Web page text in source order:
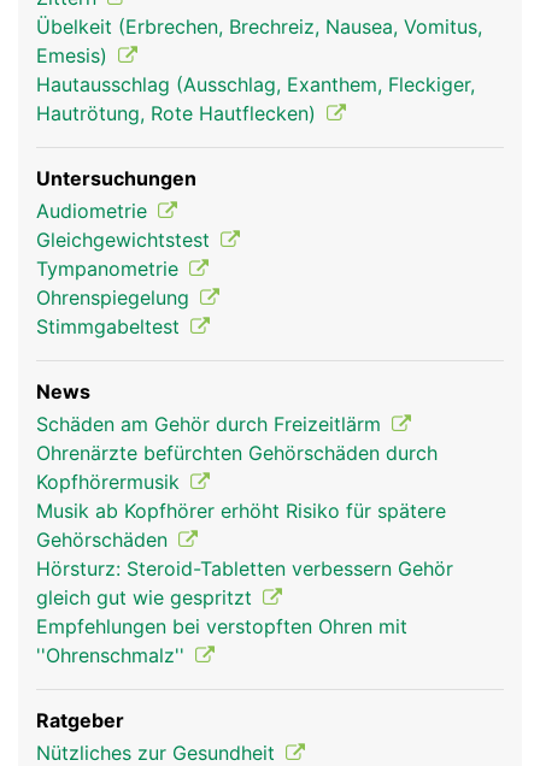
Wahrnehmung des Gleichgewichts. Von hier leiten
Nerven die Signale durch den inneren Gehörgang
zum Hirn.
Ohren Frau Ohren Mann
Übelkeit (Erbrechen, Brechreiz, Nausea, Vomitus,
Emesis)
Hautausschlag (Ausschlag, Exanthem, Fleckiger,
Hautrötung, Rote Hautflecken)
Untersuchungen
Audiometrie
Gleichgewichtstest
Tympanometrie
Ohrenspiegelung
Stimmgabeltest
News
Schäden am Gehör durch Freizeitlärm
Ohrenärzte befürchten Gehörschäden durch
Kopfhörermusik
Musik ab Kopfhörer erhöht Risiko für spätere
Gehörschäden
Hörsturz: Steroid-Tabletten verbessern Gehör
gleich gut wie gespritzt
Empfehlungen bei verstopften Ohren mit
''Ohrenschmalz''
Ratgeber
Nützliches zur Gesundheit